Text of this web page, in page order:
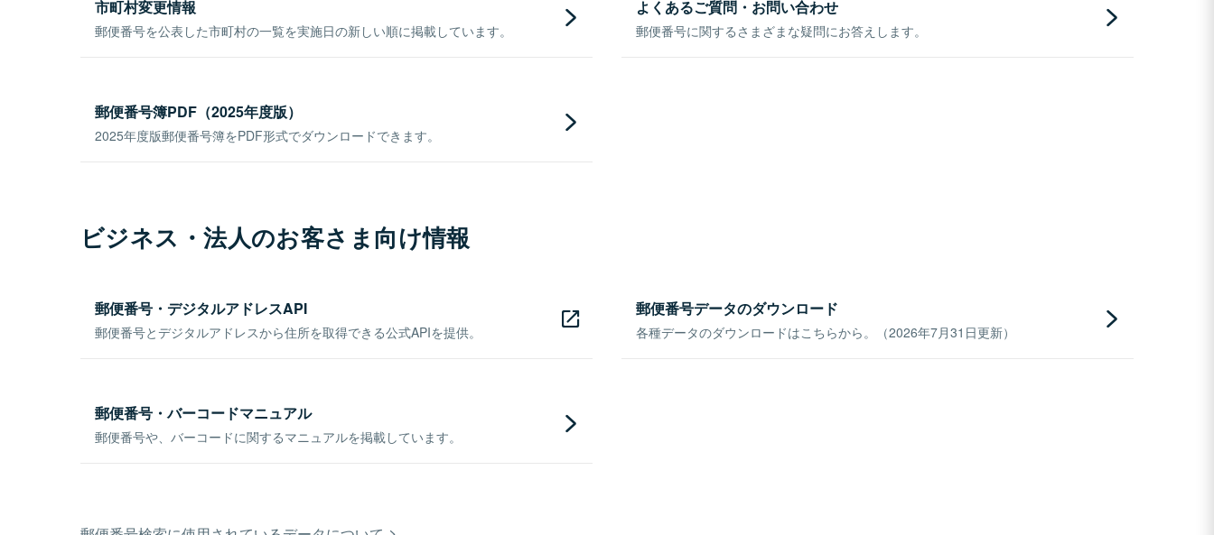
市町村変更情報
郵便番号を公表した市町村の一覧を実施日の新しい順に掲載しています。
よくあるご質問・お問い合わせ
郵便番号に関するさまざまな疑問にお答えします。
郵便番号簿PDF（2025年度版）
2025年度版郵便番号簿をPDF形式でダウンロードできます。
ビジネス・法人のお客さま向け情報
郵便番号・デジタルアドレスAPI
郵便番号とデジタルアドレスから住所を取得できる公式APIを提供。
郵便番号データのダウンロード
各種データのダウンロードはこちらから。（2026年7月31日更新）
郵便番号・バーコードマニュアル
郵便番号や、バーコードに関するマニュアルを掲載しています。